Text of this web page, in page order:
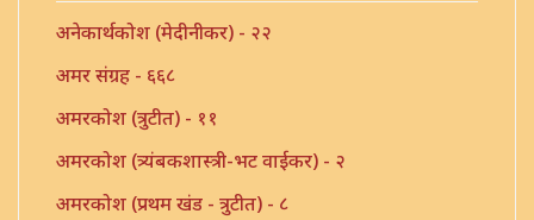
अनेकार्थकोश (मेदीनीकर) - २२
अमर संग्रह - ६६८
अमरकोश (त्रुटीत) - ११
अमरकोश (त्र्यंबकशास्त्री-भट वाईकर) - २
अमरकोश (प्रथम खंड - त्रुटीत) - ८